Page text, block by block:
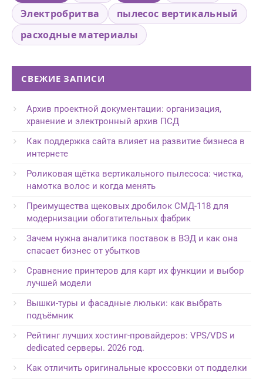
Электробритва
пылесос вертикальный
расходные материалы
СВЕЖИЕ ЗАПИСИ
Архив проектной документации: организация,
хранение и электронный архив ПСД
Как поддержка сайта влияет на развитие бизнеса в
интернете
Роликовая щётка вертикального пылесоса: чистка,
намотка волос и когда менять
Преимущества щековых дробилок СМД-118 для
модернизации обогатительных фабрик
Зачем нужна аналитика поставок в ВЭД и как она
спасает бизнес от убытков
Сравнение принтеров для карт их функции и выбор
лучшей модели
Вышки-туры и фасадные люльки: как выбрать
подъёмник
Рейтинг лучших хостинг-провайдеров: VPS/VDS и
dedicated серверы. 2026 год.
Как отличить оригинальные кроссовки от подделки